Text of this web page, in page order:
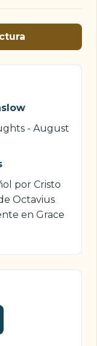
- August
por Cristo
Octavius
en Grace